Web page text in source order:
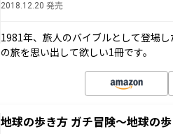
2018.12.20 発売
1981年、旅人のバイブルとして登場
の旅を思い出して欲しい1冊です。
地球の歩き方 ガチ冒険～地球の